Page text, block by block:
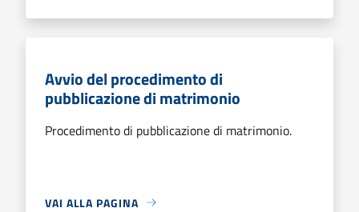
Avvio del procedimento di
pubblicazione di matrimonio
Procedimento di pubblicazione di matrimonio.
VAI ALLA PAGINA